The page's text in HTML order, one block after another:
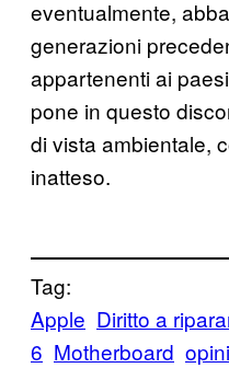
eventualmente,
generazioni
appartenenti ai
pone in questo
di vista ambientale,
inatteso.
Tag:
Apple Diritto a
6 Motherboard